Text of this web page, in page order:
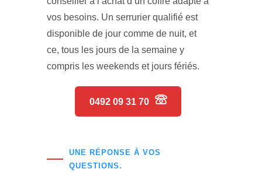
vos besoins. Un serrurier qualifié est
disponible de jour comme de nuit, et
ce, tous les jours de la semaine y
compris les weekends et jours fériés.
0492 09 31 70
UNE RÉPONSE À VOS
QUESTIONS.